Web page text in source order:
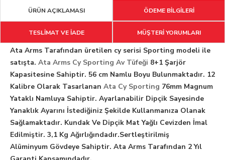
ÜRÜN AÇIKLAMASI ÖDEME BİLGİLERİ
TESLİMAT VE İADE MÜŞTERİ YORUMLARI
Ata Arms Tarafından üretilen cy serisi Sporting modeli ile
satışta. Ata Arms Cy Sporting Av Tüfeği 8+1 Şarjör
Kapasitesine Sahiptir. 56 cm Namlu Boyu Bulunmaktadır. 12
Kalibre Olarak Tasarlanan Ata Cy Sporting 76mm Magnum
Yataklı Namluya Sahiptir. Ayarlanabilir Dipçik Sayesinde
Yanaklık Ayarını İstediğiniz Şekilde Kullanmanıza Olanak
Sağlamaktadır. Kundak Ve Dipçik Mat Yağlı Cevizden İmal
Edilmiştir. 3,1 Kg Ağırlığındadır.Sertleştirilmiş
Alüminyum Gövdeye Sahiptir. Ata Arms Tarafından 2 Yıl